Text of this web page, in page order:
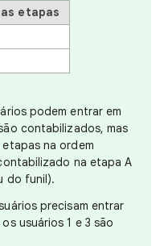
etapas
podem entrar em
contabilizados, mas
na ordem
na etapa A
do funil).
precisam entrar
usuários 1 e 3 são